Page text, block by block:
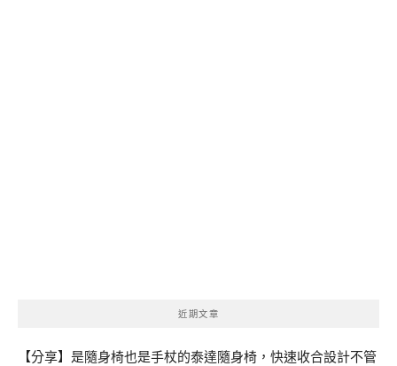
近期文章
【分享】是隨身椅也是手杖的泰達隨身椅，快速收合設計不管